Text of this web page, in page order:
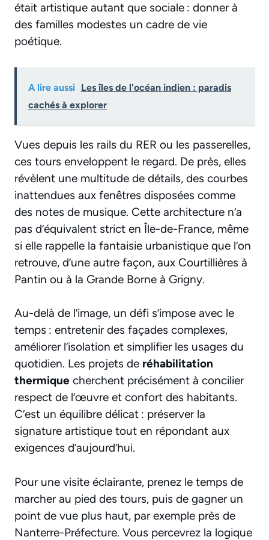
était artistique autant que sociale : donner à
des familles modestes un cadre de vie
poétique.
A lire aussi Les îles de l'océan indien : paradis
cachés à explorer
Vues depuis les rails du RER ou les passerelles,
ces tours enveloppent le regard. De près, elles
révèlent une multitude de détails, des courbes
inattendues aux fenêtres disposées comme
des notes de musique. Cette architecture n’a
pas d’équivalent strict en Île-de-France, même
si elle rappelle la fantaisie urbanistique que l’on
retrouve, d’une autre façon, aux Courtillières à
Pantin ou à la Grande Borne à Grigny.
Au-delà de l’image, un défi s’impose avec le
temps : entretenir des façades complexes,
améliorer l’isolation et simplifier les usages du
quotidien. Les projets de réhabilitation
thermique cherchent précisément à concilier
respect de l’œuvre et confort des habitants.
C’est un équilibre délicat : préserver la
signature artistique tout en répondant aux
exigences d’aujourd’hui.
Pour une visite éclairante, prenez le temps de
marcher au pied des tours, puis de gagner un
point de vue plus haut, par exemple près de
Nanterre-Préfecture. Vous percevrez la logique